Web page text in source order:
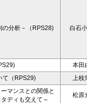
の分析－（RPS28) 白石
本田
て（RPS29)
上枝
マンスとの関係と
ディも交えて～
松原